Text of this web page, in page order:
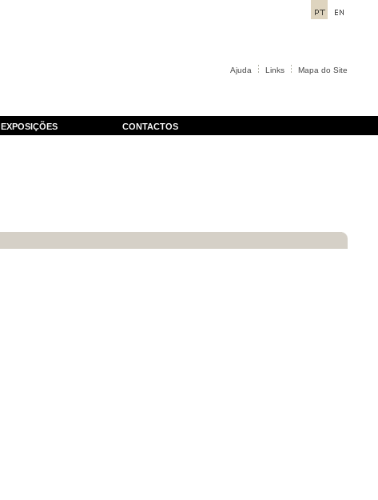
Ajuda Links Mapa do Site
EXPOSIÇÕES CONTACTOS